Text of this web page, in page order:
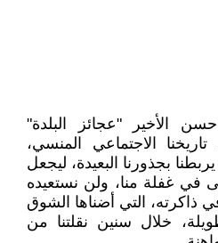
الأخير "عجائز البلدة"
الاجتماعي المنسي،
بجذورنا البعيدة، ليجعل
في غفلة منا، ولن نستعيده
ذاكرته، التي أضناها الشوق
خلال سنين نقلتنا من